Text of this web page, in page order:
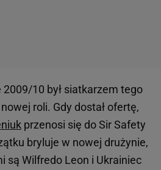
10 był siatkarzem tego
roli. Gdy dostał ofertę,
przenosi się do Sir Safety
bryluje w nowej drużynie,
są Wilfredo Leon i Ukrainiec